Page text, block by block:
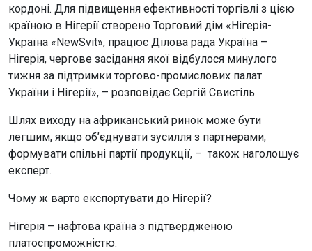
кордоні. Для підвищення ефективності торгівлі з цією
країною в Нігерії створено Торговий дім «Нігерія-
Україна «NewSvit», працює Ділова рада Україна –
Нігерія, чергове засідання якої відбулося минулого
тижня за підтримки торгово-промислових палат
України і Нігерії», – розповідає Сергій Свистіль.
Шлях виходу на африканський ринок може бути
легшим, якщо об’єднувати зусилля з партнерами,
формувати спільні партії продукції, – також наголошує
експерт.
Чому ж варто експортувати до Нігерії?
Нігерія – нафтова країна з підтвердженою
платоспроможністю.